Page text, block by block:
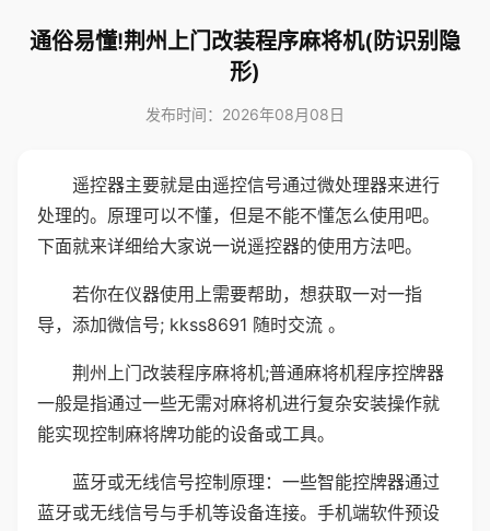
通俗易懂!荆州上门改装程序麻将机(防识别隐
形)
发布时间：2026年08月08日
遥控器主要就是由遥控信号通过微处理器来进行
处理的。原理可以不懂，但是不能不懂怎么使用吧。
下面就来详细给大家说一说遥控器的使用方法吧。
若你在仪器使用上需要帮助，想获取一对一指
导，添加微信号; kkss8691 随时交流 。
荆州上门改装程序麻将机;普通麻将机程序控牌器
一般是指通过一些无需对麻将机进行复杂安装操作就
能实现控制麻将牌功能的设备或工具。
蓝牙或无线信号控制原理：一些智能控牌器通过
蓝牙或无线信号与手机等设备连接。手机端软件预设